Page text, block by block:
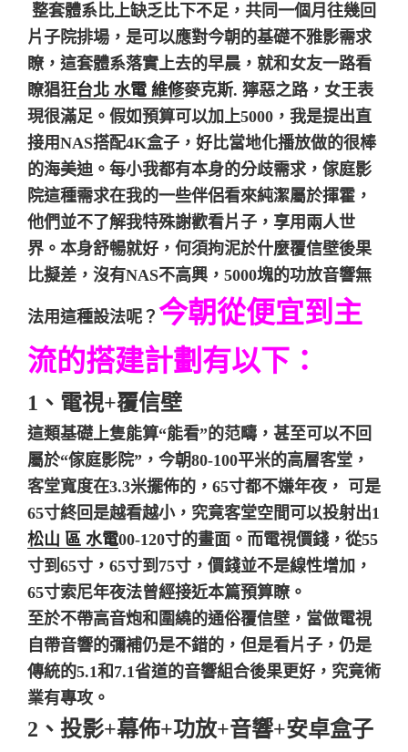
整套體系比上缺乏比下不足，共同一個月往幾回
片子院排場，是可以應對今朝的基礎不雅影需求
瞭，這套體系落實上去的早晨，就和女友一路看
瞭猖狂台北 水電 維修麥克斯. 獰惡之路，女王表
現很滿足。 假如預算可以加上5000，我是提出直
接用NAS搭配4K盒子，好比當地化播放做的很棒
的海美迪。 每小我都有本身的分歧需求，傢庭影
院這種需求在我的一些伴侶看來純潔屬於揮霍，
他們並不了解我特殊謝歡看片子，享用兩人世
界。 本身舒暢就好，何須拘泥於什麼覆信壁後果
比擬差，沒有NAS不高興，5000塊的功放音響無
法用這種設法呢？ 今朝從便宜到主
流的搭建計劃有以下：
1、電視+覆信壁
這類基礎上隻能算“能看”的范疇，甚至可以不回
屬於“傢庭影院”，今朝80-100平米的高層客堂，
客堂寬度在3.3米擺佈的，65寸都不嫌年夜， 可是
65寸終回是越看越小，究竟客堂空間可以投射出1
松山 區 水電00-120寸的畫面。而電視價錢，從55
寸到65寸，65寸到75寸，價錢並不是線性增加，
65寸索尼年夜法曾經接近本篇預算瞭。
至於不帶高音炮和圍繞的通俗覆信壁，當做電視
自帶音響的彌補仍是不錯的，但是看片子，仍是
傳統的5.1和7.1省道的音響組合後果更好，究竟術
業有專攻。
2、投影+幕佈+功放+音響+安卓盒子